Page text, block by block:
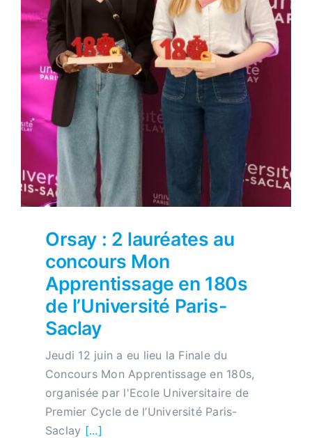
Orsay : 2 lauréates au
concours Mon
Apprentissage en 180s
de l’Université Paris-
Saclay
Jeudi 12 juin a eu lieu la Finale du
Concours Mon Apprentissage en 180s,
organisée par l'Ecole Universitaire de
Premier Cycle de l’Université Paris-
Saclay [...]